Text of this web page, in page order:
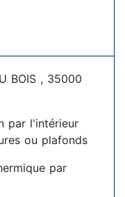
BOIS , 35000
par l'intérieur
ou plafonds
par